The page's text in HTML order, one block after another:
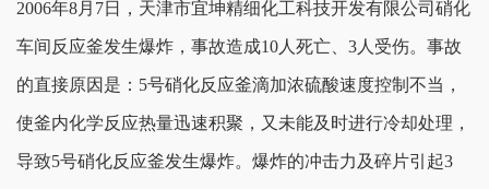
2006年8月7日，天津市宜坤精细化工科技开发有限公司硝化
车间反应釜发生爆炸，事故造成10人死亡、3人受伤。事故
的直接原因是：5号硝化反应釜滴加浓硫酸速度控制不当，
使釜内化学反应热量迅速积聚，又未能及时进行冷却处理，
导致5号硝化反应釜发生爆炸。爆炸的冲击力及碎片引起3